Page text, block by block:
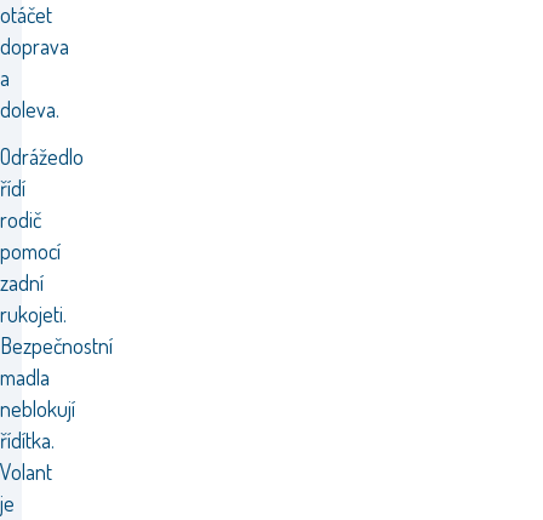
otáčet
doprava
a
doleva.
Odrážedlo
řídí
rodič
pomocí
zadní
rukojeti.
Bezpečnostní
madla
neblokují
řídítka.
Volant
je